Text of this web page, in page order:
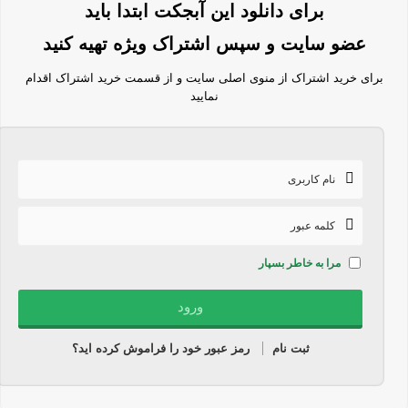
برای دانلود این آبجکت ابتدا باید
عضو سایت و سپس اشتراک ویژه تهیه کنید
برای خرید اشتراک از منوی اصلی سایت و از قسمت خرید اشتراک اقدام
نمایید
مرا به خاطر بسپار
ثبت نام رمز عبور خود را فراموش کرده اید؟